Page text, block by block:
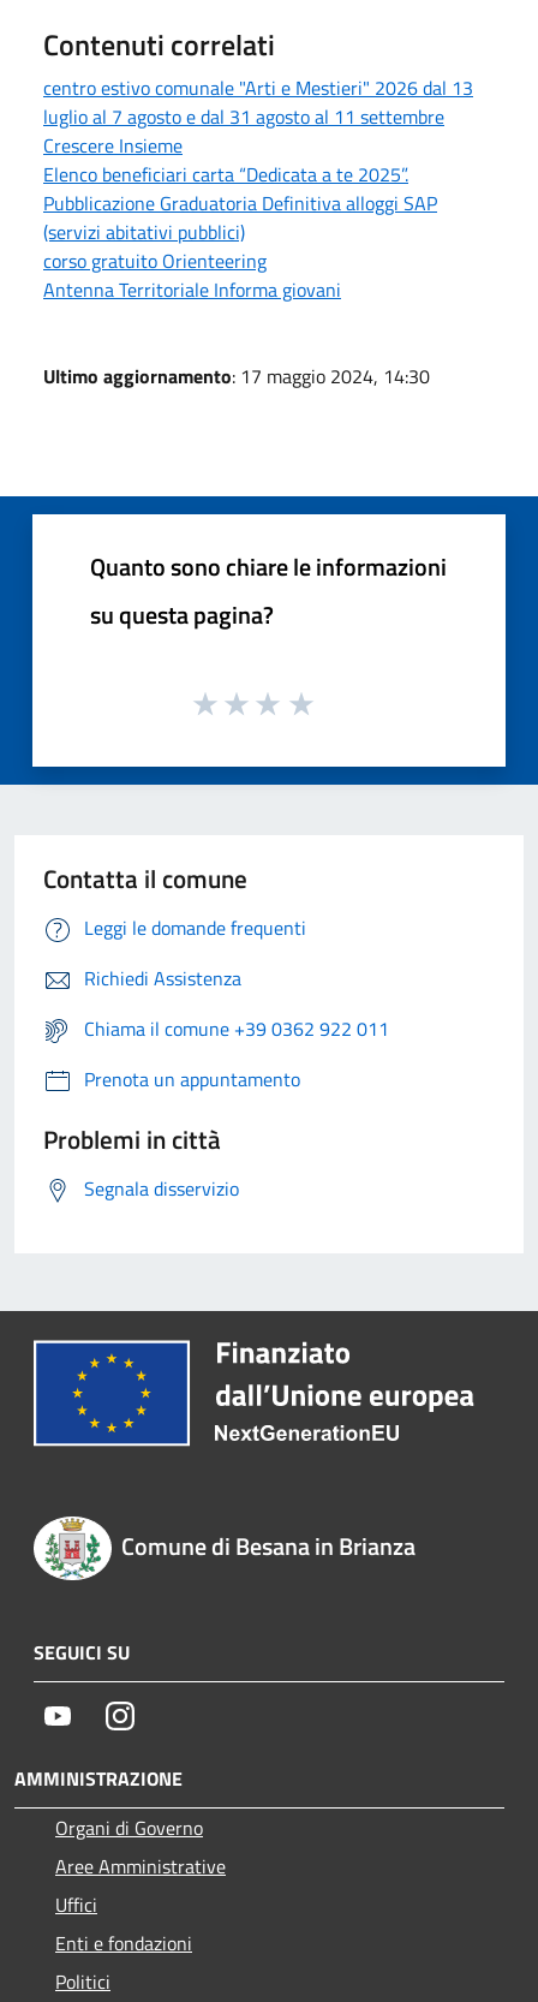
Contenuti correlati
centro estivo comunale "Arti e Mestieri" 2026 dal 13
luglio al 7 agosto e dal 31 agosto al 11 settembre
Crescere Insieme
Elenco beneficiari carta “Dedicata a te 2025”.
Pubblicazione Graduatoria Definitiva alloggi SAP
(servizi abitativi pubblici)
corso gratuito Orienteering
Antenna Territoriale Informa giovani
Ultimo aggiornamento: 17 maggio 2024, 14:30
Quanto sono chiare le informazioni
su questa pagina?
Contatta il comune
Leggi le domande frequenti
Richiedi Assistenza
Chiama il comune +39 0362 922 011
Prenota un appuntamento
Problemi in città
Segnala disservizio
Comune di Besana in Brianza
SEGUICI SU
YoutubeInstagram
AMMINISTRAZIONE
Organi di Governo
Aree Amministrative
Uffici
Enti e fondazioni
Politici